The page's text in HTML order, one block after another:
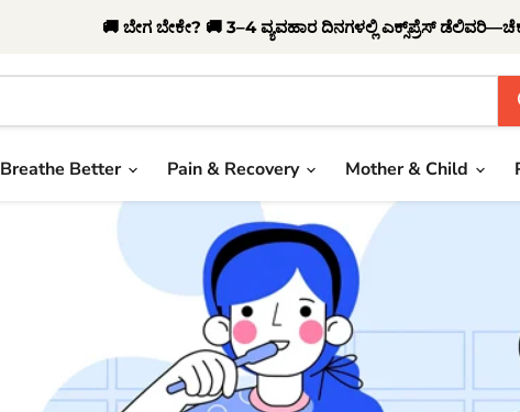
🚚 ಬೇಗ ಬೇಕೇ? 🚚 3–4 ವ್ಯವಹಾರ ದಿನಗಳಲ್ಲಿ ಎಕ್ಸ್‌ಪ್ರೆಸ್
Breathe Better Pain & Recovery Mother & Child